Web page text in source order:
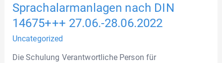
Sprachalarmanlagen nach DIN
14675+++ 27.06.-28.06.2022
Uncategorized
Die Schulung Verantwortliche Person für